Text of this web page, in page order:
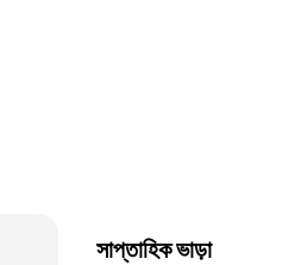
সাপ্তাহিক ভাড়া